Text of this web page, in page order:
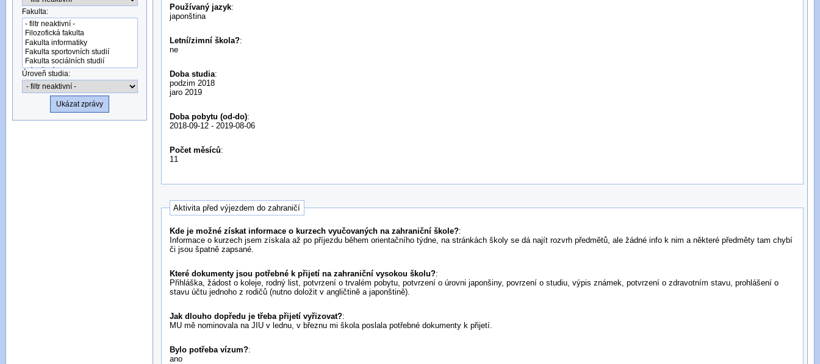
Fakulta:
Úroveň studia:
Používaný jazyk:
japonština
Letní/zimní škola?:
ne
Doba studia:
podzim 2018
jaro 2019
Doba pobytu (od-do):
2018-09-12 - 2019-08-06
Počet měsíců:
11
Aktivita před výjezdem do zahraničí
Kde je možné získat informace o kurzech vyučovaných na zahraniční škole?:
Informace o kurzech jsem získala až po příjezdu během orientačního týdne, na stránkách školy se dá najít rozvrh předmětů, ale žádné info k nim a některé předměty tam chybí
či jsou špatně zapsané.
Které dokumenty jsou potřebné k přijetí na zahraniční vysokou školu?:
Přihláška, žádost o koleje, rodný list, potvrzení o trvalém pobytu, potvrzení o úrovni japonšiny, povrzení o studiu, výpis známek, potvrzení o zdravotním stavu, prohlášení o
stavu účtu jednoho z rodičů (nutno doložit v angličtině a japonštině).
Jak dlouho dopředu je třeba přijetí vyřizovat?:
MU mě nominovala na JIU v lednu, v březnu mi škola poslala potřebné dokumenty k přijetí.
Bylo potřeba vízum?:
ano